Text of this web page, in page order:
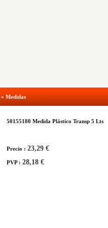
» Medidas
50155180 Medida Plástico Transp 5 Lts
Precio : 23,29 €
PVP : 28,18 €